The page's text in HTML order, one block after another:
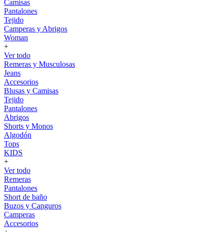
Camisas
Pantalones
Tejido
Camperas y Abrigos
Woman
+
Ver todo
Remeras y Musculosas
Jeans
Accesorios
Blusas y Camisas
Tejido
Pantalones
Abrigos
Shorts y Monos
Algodón
Tops
KIDS
+
Ver todo
Remeras
Pantalones
Short de baño
Buzos y Canguros
Camperas
Accesorios